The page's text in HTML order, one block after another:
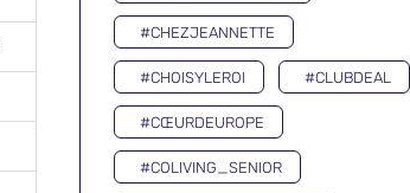
#CHEZJEANNETTE
#CHOISYLEROI #CLUBDEAL
#CŒURDEUROPE
#COLIVING_SENIOR